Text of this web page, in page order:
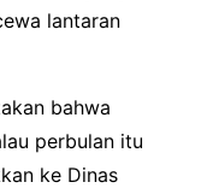
lantaran
bahwa
perbulan itu
ke Dinas